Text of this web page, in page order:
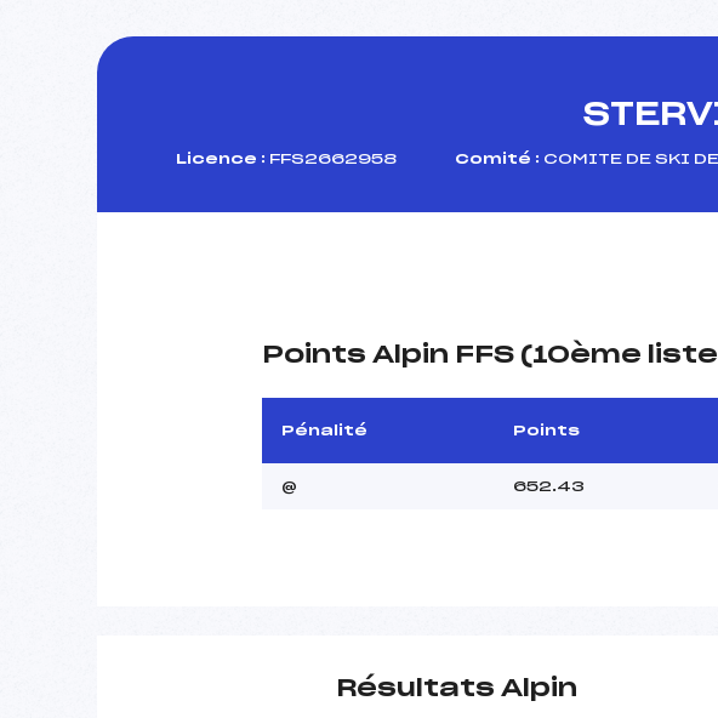
Licence : FFS2662958 Comité : COMITE DE SKI
Points Alpin FFS (10ème
Pénalité Points
@ 652.43
Résultats Alpin